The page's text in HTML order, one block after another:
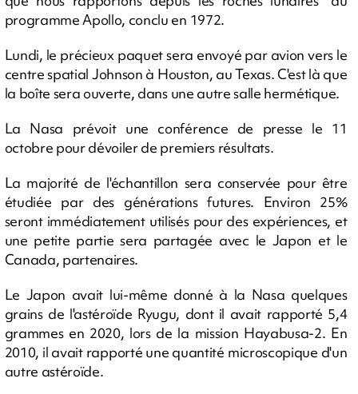
programme Apollo, conclu en 1972.
Lundi, le précieux paquet sera envoyé par avion vers le
centre spatial Johnson à Houston, au Texas. C'est là que
la boîte sera ouverte, dans une autre salle hermétique.
La Nasa prévoit une conférence de presse le 11
octobre pour dévoiler de premiers résultats.
La majorité de l'échantillon sera conservée pour être
étudiée par des générations futures. Environ 25%
seront immédiatement utilisés pour des expériences, et
une petite partie sera partagée avec le Japon et le
Canada, partenaires.
Le Japon avait lui-même donné à la Nasa quelques
grains de l'astéroïde Ryugu, dont il avait rapporté 5,4
grammes en 2020, lors de la mission Hayabusa-2. En
2010, il avait rapporté une quantité microscopique d'un
autre astéroïde.